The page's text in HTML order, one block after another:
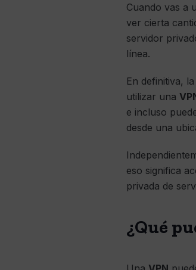
Cuando vas a
ver cierta
servidor
línea.
En definitiva,
utilizar una
e incluso
desde una
eso significa
privada de
¿Qué